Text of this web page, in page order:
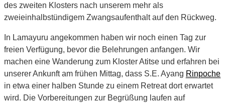
des zweiten Klosters nach unserem mehr als
zweieinhalbstündigem Zwangsaufenthalt auf den Rückweg.
In Lamayuru angekommen haben wir noch einen Tag zur
freien Verfügung, bevor die Belehrungen anfangen. Wir
machen eine Wanderung zum Kloster Atitse und erfahren bei
unserer Ankunft am frühen Mittag, dass S.E. Ayang Rinpoche
in etwa einer halben Stunde zu einem Retreat dort erwartet
wird. Die Vorbereitungen zur Begrüßung laufen auf